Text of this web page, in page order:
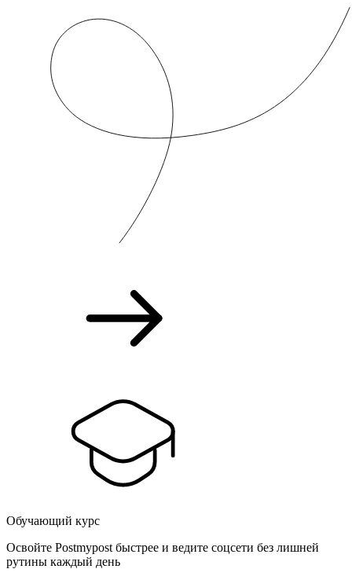
Обучающий курс
Освойте Postmypost быстрее и ведите соцсети без лишней
рутины каждый день